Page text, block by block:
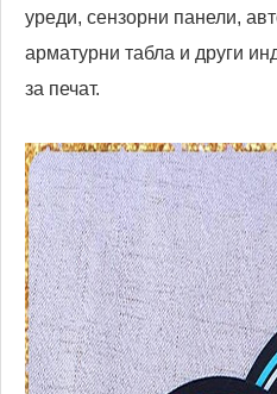
уреди, сензорни панели,
арматурни табла и други
за печат.